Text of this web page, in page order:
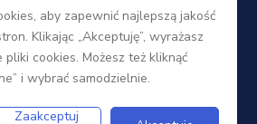
aby zapewnić najlepszą jakość
Klikając „Akceptuję”, wyrażasz
cookies. Możesz też kliknąć
i wybrać samodzielnie.
Zaakceptuj